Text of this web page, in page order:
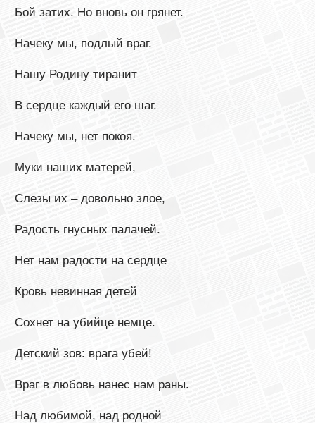
Бой затих. Но вновь он грянет.
Начеку мы, подлый враг.
Нашу Родину тиранит
В сердце каждый его шаг.
Начеку мы, нет покоя.
Муки наших матерей,
Слезы их – довольно злое,
Радость гнусных палачей.
Нет нам радости на сердце
Кровь невинная детей
Сохнет на убийце немце.
Детский зов: врага убей!
Враг в любовь нанес нам раны.
Над любимой, над родной